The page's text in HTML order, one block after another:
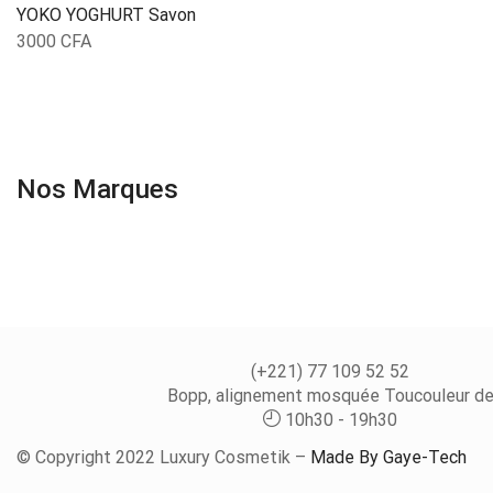
YOKO YOGHURT Savon
3000 CFA
Nos Marques
(+221) 77 109 52 52
Bopp, alignement mosquée Toucouleur de
10h30 - 19h30
© Copyright 2022 Luxury Cosmetik – Made By Gaye-Tech